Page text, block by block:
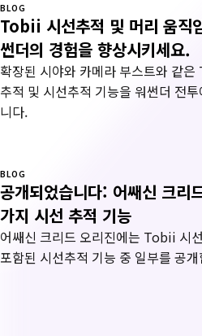
BLOG
Tobii 시선추적 및 머리 움직
썬더의 경험을 향상시키세요.
확장된 시야와 카메라 부스트와 같
추적 및 시선추적 기능을 워썬더 전
니다.
BLOG
공개되었습니다: 어쌔신 크
가지 시선 추적 기능
어쌔신 크리드 오리진에는 Tobii 시
포함된 시선추적 기능 중 일부를 공